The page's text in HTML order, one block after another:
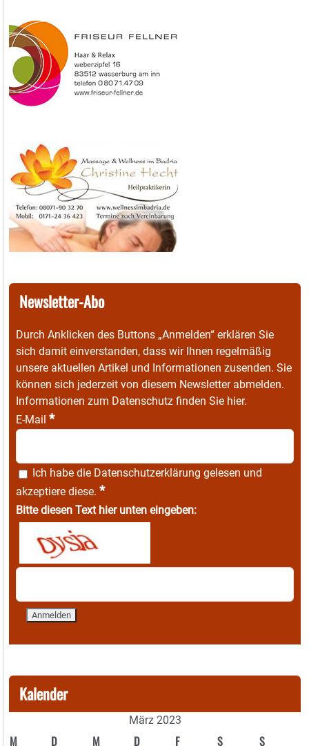
Newsletter-Abo
Durch Anklicken des Buttons „Anmelden“ erklären Sie
sich damit einverstanden, dass wir Ihnen regelmäßig
unsere aktuellen Artikel und Informationen zusenden. Sie
können sich jederzeit von diesem Newsletter abmelden.
Informationen zum Datenschutz finden Sie hier.
E-Mail *
Ich habe die Datenschutzerklärung gelesen und
akzeptiere diese. *
Bitte diesen Text hier unten eingeben:
Kalender
März 2023
M D M D F S S